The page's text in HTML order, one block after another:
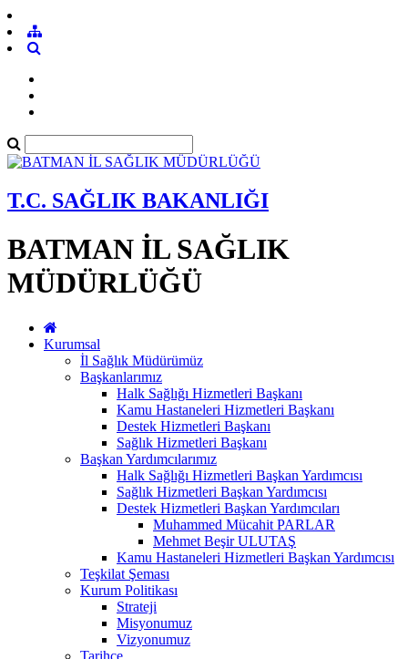
T.C. SAĞLIK BAKANLIĞI
BATMAN İL SAĞLIK
MÜDÜRLÜĞÜ
Kurumsal
İl Sağlık Müdürümüz
Başkanlarımız
Halk Sağlığı Hizmetleri Başkanı
Kamu Hastaneleri Hizmetleri Başkanı
Destek Hizmetleri Başkanı
Sağlık Hizmetleri Başkanı
Başkan Yardımcılarımız
Halk Sağlığı Hizmetleri Başkan Yardımcısı
Sağlık Hizmetleri Başkan Yardımcısı
Destek Hizmetleri Başkan Yardımcıları
Muhammed Mücahit PARLAR
Mehmet Beşir ULUTAŞ
Kamu Hastaneleri Hizmetleri Başkan Yardımcısı
Teşkilat Şeması
Kurum Politikası
Strateji
Misyonumuz
Vizyonumuz
Tarihçe